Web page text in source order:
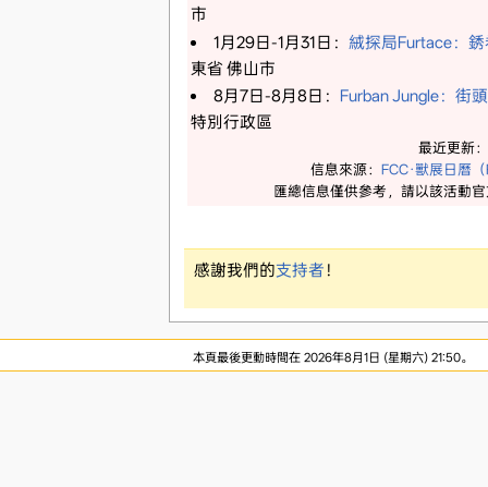
市
1月29日-1月31日： 絨探局Furtace：
東省 佛山市
8月7日-8月8日： Furban Jungle：街
特別行政區
最近更新：
信息來源： FCC·獸展日曆
匯總信息僅供參考，請以該活動
感謝我們的支持者 ！
本頁最後更動時間在 2026年8月1日 (星期六) 21:50。